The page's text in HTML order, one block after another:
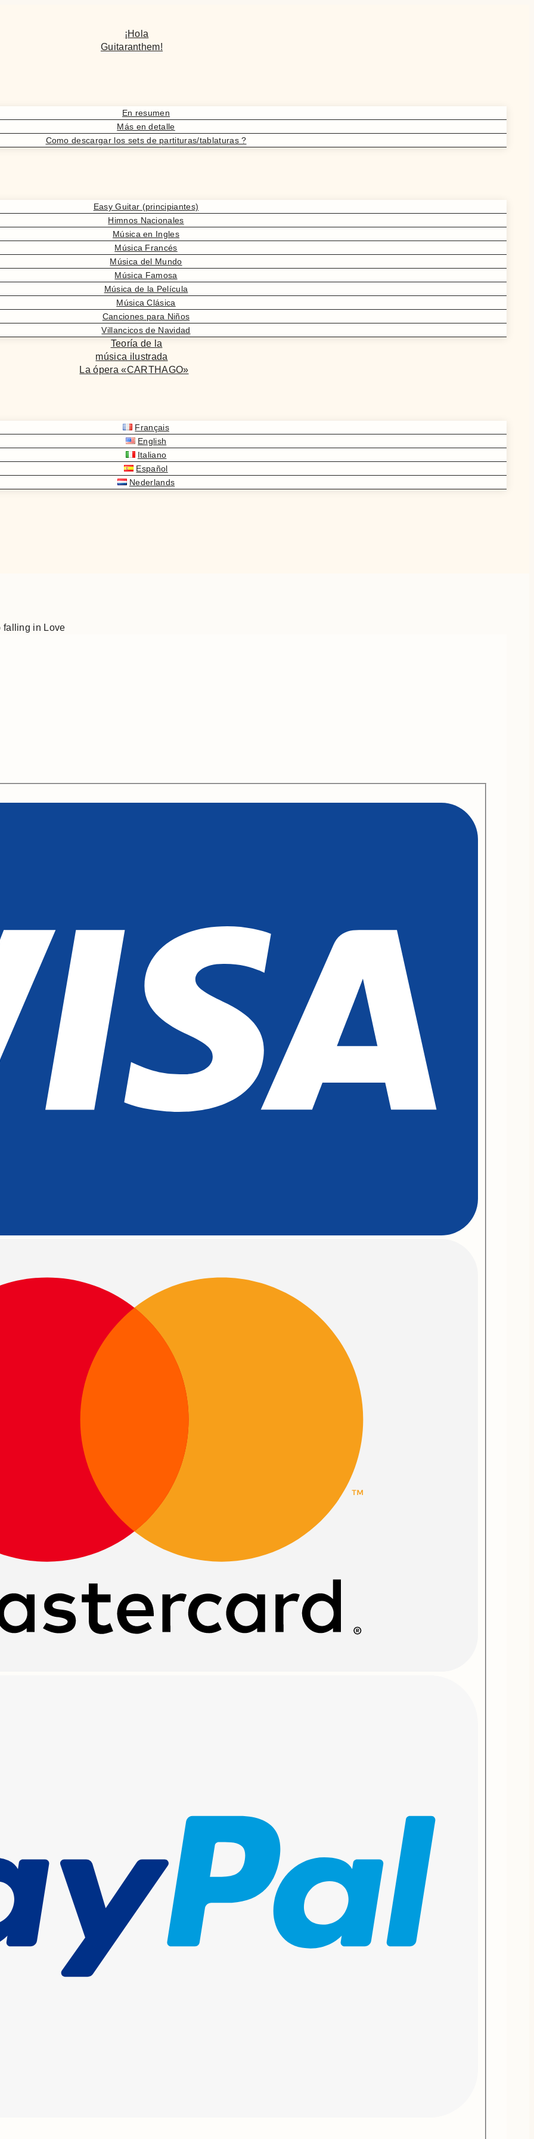
¡Hola
Guitaranthem!
En resumen
Más en detalle
Como descargar los sets de partituras/tablaturas ?
Easy Guitar (principiantes)
Himnos Nacionales
Música en Ingles
Música Francés
Música del Mundo
Música Famosa
Música de la Película
Música Clásica
Canciones para Niños
Villancicos de Navidad
Teoría de la
música ilustrada
La ópera «CARTHAGO»
Français
English
Italiano
Español
Nederlands
falling in Love